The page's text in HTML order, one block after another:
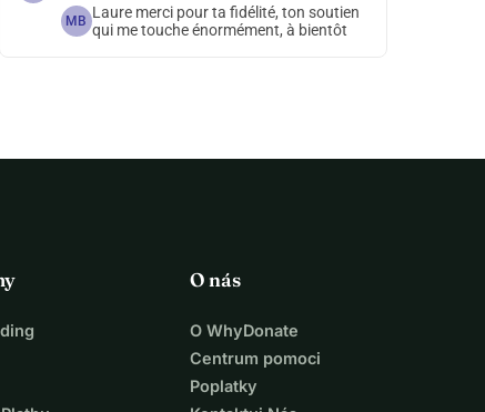
MB Laure merci pour ta fidélité, ton soutien
qui me touche énormément, à bientôt
O nás
O WhyDonate
Centrum pomoci
Poplatky